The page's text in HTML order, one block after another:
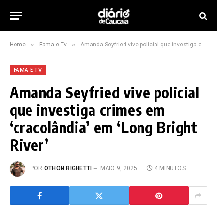
Home » Fama e Tv » Amanda Seyfried vive policial que investiga crimes em ‘cracolândia’ em ‘Long Bright River’
FAMA E TV
Amanda Seyfried vive policial
que investiga crimes em
‘cracolândia’ em ‘Long Bright
River’
POR OTHON RIGHETTI MAIO 9, 2025 4 MINUTOS